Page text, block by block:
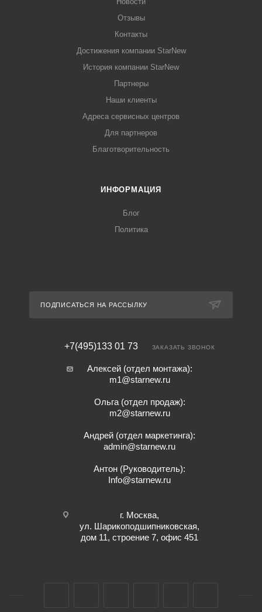
Отзывы
Контакты
Достижения компании StarNew
История компании StarNew
Партнеры
Наши клиенты
Адреса сервисных центров
Для партнеров
Благотворительность
ИНФОРМАЦИЯ
Блог
Политика
ПОДПИСАТЬСЯ НА РАССЫЛКУ
+7(495)133 01 73 ЗАКАЗАТЬ ЗВОНОК
Алексей (отдел монтажа):
m1@starnew.ru
Ольга (отдел продаж):
m2@starnew.ru
Андрей (отдел маркетинга):
admin@starnew.ru
Антон (Руководитель):
Info@starnew.ru
г. Москва,
ул. Шарикоподшипниковская,
дом 11, строение 7, офис 451